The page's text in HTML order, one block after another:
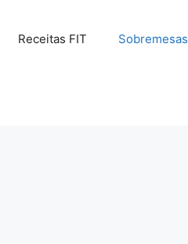
Receitas FIT Sobremesas